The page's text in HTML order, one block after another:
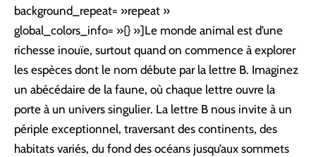
background_repeat= »repeat »
global_colors_info= »{} »]Le monde animal est d’une
richesse inouïe, surtout quand on commence à explorer
les espèces dont le nom débute par la lettre B. Imaginez
un abécédaire de la faune, où chaque lettre ouvre la
porte à un univers singulier. La lettre B nous invite à un
périple exceptionnel, traversant des continents, des
habitats variés, du fond des océans jusqu’aux sommets